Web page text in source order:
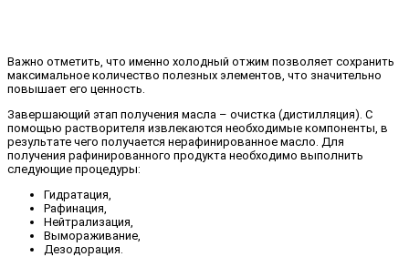
Важно отметить, что именно холодный отжим позволяет сохранить
максимальное количество полезных элементов, что значительно
повышает его ценность.
Завершающий этап получения масла – очистка (дистилляция). С
помощью растворителя извлекаются необходимые компоненты, в
результате чего получается нерафинированное масло. Для
получения рафинированного продукта необходимо выполнить
следующие процедуры:
Гидратация,
Рафинация,
Нейтрализация,
Вымораживание,
Дезодорация.